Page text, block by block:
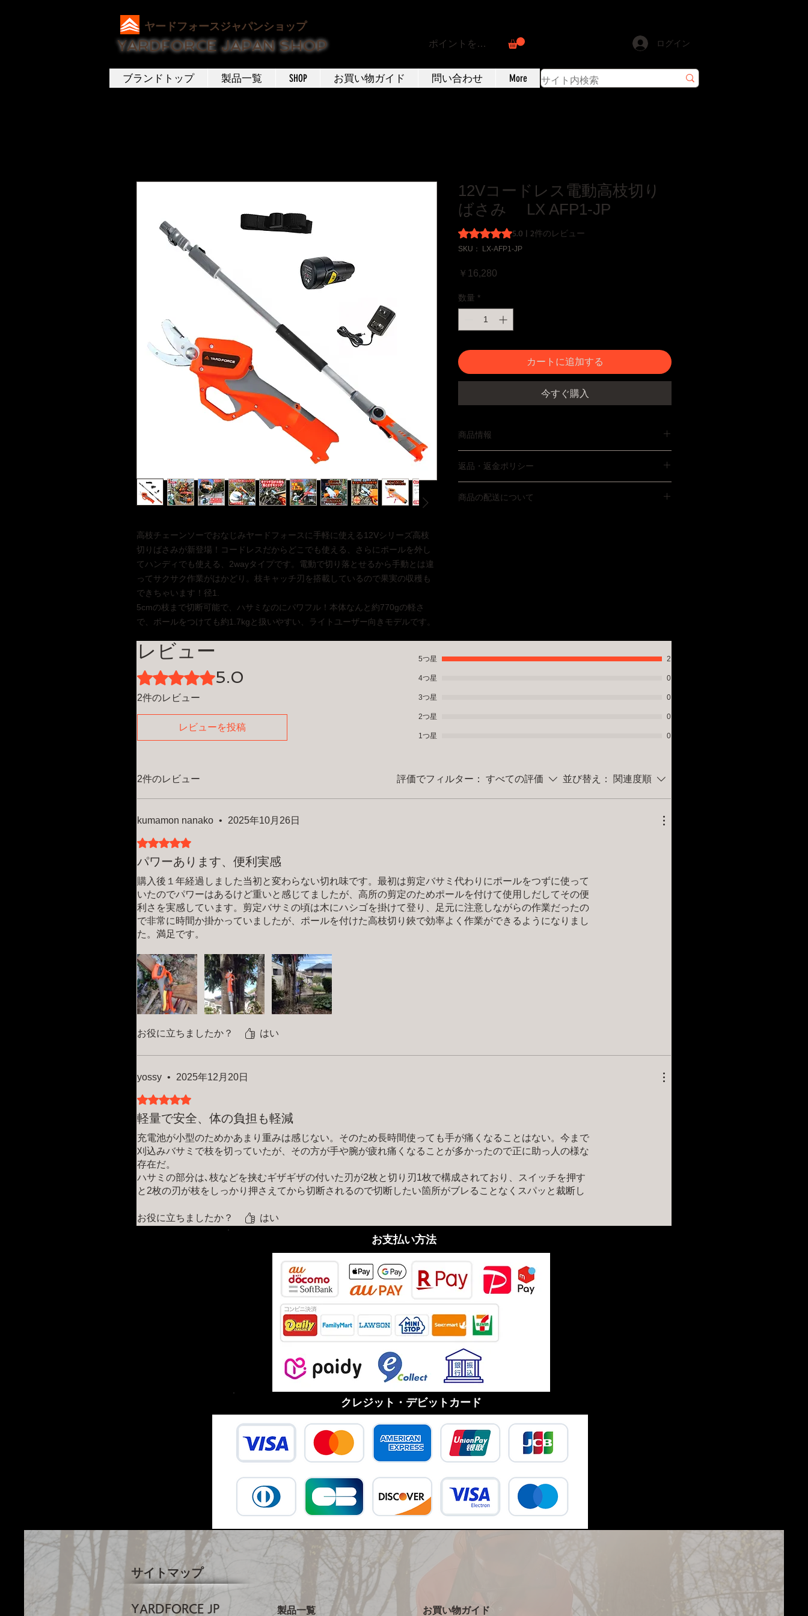
ヤードフォースジャパンショップ
YARDFORCE JAPAN SHOP ポイントを表示 ログイン
ブランドトップ 製品一覧 SHOP お買い物ガイド 問い合わせ More
高枝チェーンソーでおなじみヤードフォースに手軽に使える12Vシリーズ高枝
切りばさみが新登場！コードレスだからどこでも使える、さらにポールを外し
てハンディでも使える、2wayタイプです。電動で切り落とせるから手動とは違
ってサクサク作業がはかどり。枝キャッチ刃を搭載しているので果実の収穫も
できちゃいます！径1.
5cmの枝まで切断可能で、ハサミなのにパワフル！本体なんと約770gの軽さ
で、ポールをつけても約1.7kgと扱いやすい、ライトユーザー向きモデルです。
12Vコードレス電動高枝切り
ばさみ LX AFP1-JP
評価は2件のレビューに基づき、5つ星中5.0です。
5.0 | 2件のレビュー
SKU： LX-AFP1-JP
￥16,280
数量 *
カートに追加する
今すぐ購入
商品情報
個、充電器(100V用)、ポール（肩ベルト付）●バッテリ
ー仕様：12Vリチウムイオンバッテリー●フル充電時間：
約120分 ●稼働時間(無負荷作動時)：約30分 ●刃渡り：
返品・返金ポリシー
などあった場合は商品到着後8日以内にご連絡いただき
商品の配送について
レビュー
5つ星のうち5と評価されています。
5.0
2件のレビュー
レビューを投稿
5つ星 2
4つ星 0
3つ星 0
2つ星 0
1つ星 0
2件のレビュー 評価でフィルター： すべての評価 並び替え： 関連度順
kumamon nanako • 2025年10月26日
5つ星のうち5と評価されています。
パワーあります、便利実感
購入後１年経過しました当初と変わらない切れ味です。最初は剪定バサミ代わりにポールをつずに使って
いたのでパワーはあるけど重いと感じてましたが、高所の剪定のためポールを付けて使用しだしてその便
利さを実感しています。剪定バサミの頃は木にハシゴを掛けて登り、足元に注意しながらの作業だったの
で非常に時間か掛かっていましたが、ポールを付けた高枝切り鋏で効率よく作業ができるようになりまし
た。満足です。
ころ、気持ち良く修理（結果的には新品に交換）対応して頂きました。プロではないので電池の持ちにも
不満はありません。
お役に立ちましたか？ はい
yossy • 2025年12月20日
5つ星のうち5と評価されています。
軽量で安全、体の負担も軽減
充電池が小型のためかあまり重みは感じない。そのため長時間使っても手が痛くなることはない。今まで
刈込みバサミで枝を切っていたが、その方が手や腕が疲れ痛くなることが多かったので正に助っ人の様な
存在だ。
ハサミの部分は､枝などを挟むギザギザの付いた刃が2枚と切り刃1枚で構成されており、スイッチを押す
と2枚の刃が枝をしっかり押さえてから切断されるので切断したい箇所がブレることなくスパッと裁断し
ないので思う様に切れず断面が斜めになってしまい危険なこともある。それを考えるとこの電動ハサミは
安全に使用できるため、心強い片腕になってくれそうだ。
お役に立ちましたか？ はい
​お支払い方法
クレジット・デビットカード
サイトマップ
YARDFORCE JP​ 製品一覧 お買い物ガイド